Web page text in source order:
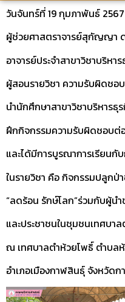
วันจันทร์ที่ 19 กุมภาพันธ์ 2567
ผู้ช่วยศาสตราจารย์สุกัญญา
อาจารย์ประจำสาขาวิชาบริหา
ผู้สอนรายวิชา ความรับผิดชอ
นำนักศึกษาสาขาวิชาบริหารธุ
ฝึกกิจกรรมความรับผิดชอบต่
และได้มีการบูรณาการเรียนกั
ในรายวิชา คือ กิจกรรมปลูกป่
“ลดร้อน รักษ์โลก”ร่วมกับผู้น
และประชาชนในชุมชนเทศบา
ณ เทศบาลตำห้วยโพธิ์ ตำบล
อำเภอเมืองกาฬสินธุ์ จังหวัด